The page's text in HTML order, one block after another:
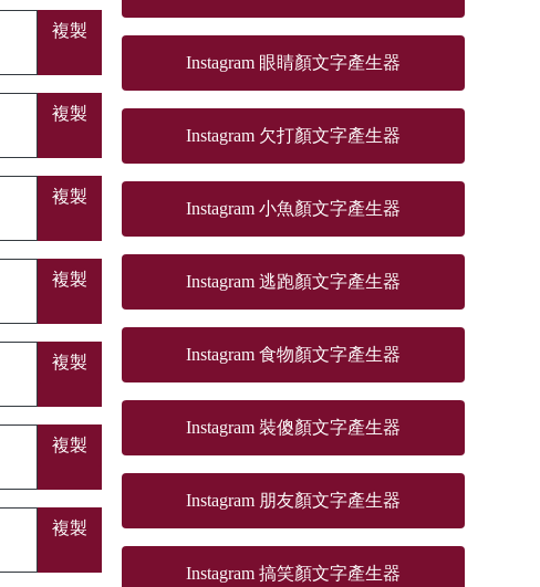
複製
複製
複製
複製
複製
複製
複製
Instagram 眼睛顏文字產生器
Instagram 欠打顏文字產生器
Instagram 小魚顏文字產生器
Instagram 逃跑顏文字產生器
Instagram 食物顏文字產生器
Instagram 裝傻顏文字產生器
Instagram 朋友顏文字產生器
Instagram 搞笑顏文字產生器